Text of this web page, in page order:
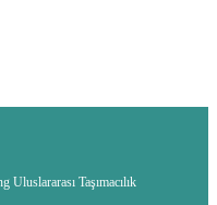
Taşımacılık